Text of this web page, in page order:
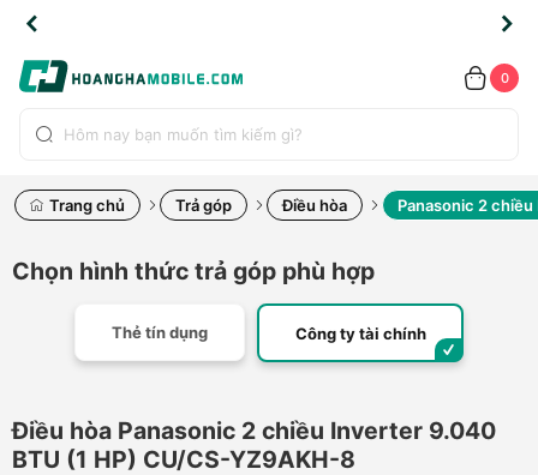
0
Trang chủ Trả góp Điều hòa Panasonic 2
Chọn hình thức trả góp phù hợp
Thẻ tín dụng Công ty tài chính
Điều hòa Panasonic 2 chiều Inverter 9.040
BTU (1 HP) CU/CS-YZ9AKH-8